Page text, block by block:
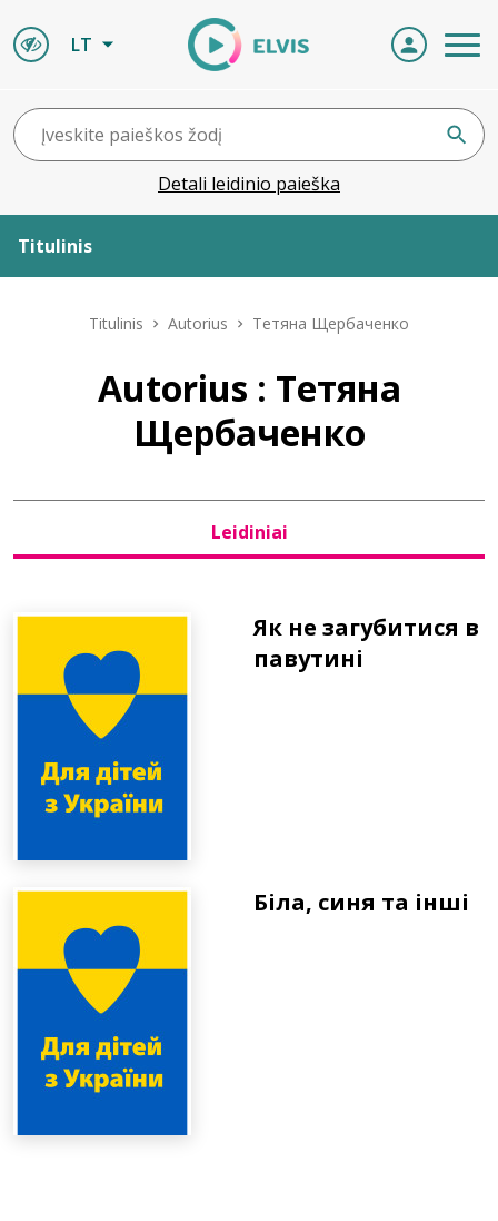
LT
Detali leidinio paieška
Titulinis
Naujienos
Bibliotekoms
D.U.K.
Titulinis Autorius Тетяна Щербаченко
Autorius : Тетяна
Щербаченко
Leidiniai
Як не загубитися в
павутині
Біла, синя та інші